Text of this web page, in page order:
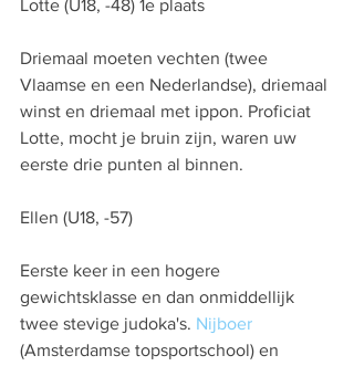
Lotte (U18, -48) 1e plaats
Driemaal moeten vechten (twee
Vlaamse en een Nederlandse), driemaal
winst en driemaal met ippon. Proficiat
Lotte, mocht je bruin zijn, waren uw
eerste drie punten al binnen.
Ellen (U18, -57)
Eerste keer in een hogere
gewichtsklasse en dan onmiddellijk
twee stevige judoka's. Nijboer
(Amsterdamse topsportschool) en